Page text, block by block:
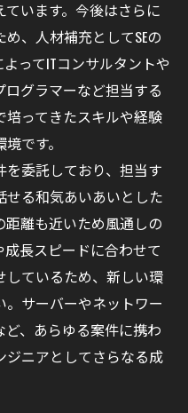
います。今後はさらに
、人材補充としてSEの
ってITコンサルタントや
グラマーなど担当する
ってきたスキルや経験
です。
委託しており、担当す
せる和気あいあいとした
離も近いため風通しの
長スピードに合わせて
ているため、新しい環
サーバーやネットワー
、あらゆる案件に携わ
ジニアとしてさらなる成